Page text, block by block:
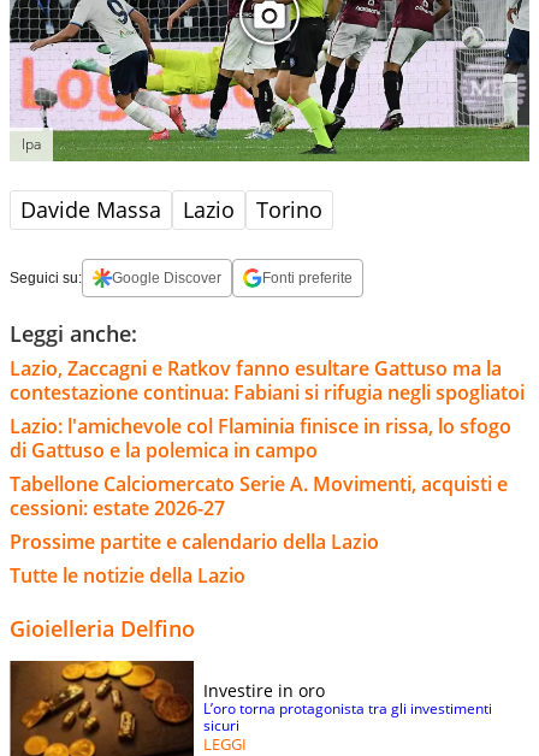
Ipa
Davide Massa Lazio Torino
Seguici su: Google Discover Fonti preferite
Leggi anche:
Lazio, Zaccagni e Ratkov fanno esultare Gattuso ma la
contestazione continua: Fabiani si rifugia negli spogliatoi
Lazio: l'amichevole col Flaminia finisce in rissa, lo sfogo
di Gattuso e la polemica in campo
Tabellone Calciomercato Serie A. Movimenti, acquisti e
cessioni: estate 2026-27
Prossime partite e calendario della Lazio
Tutte le notizie della Lazio
Gioielleria Delfino
Investire in oro
L’oro torna protagonista tra gli investimenti
sicuri
LEGGI